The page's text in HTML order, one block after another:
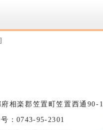
相楽郡笠置町笠置西通90-1
：0743-95-2301